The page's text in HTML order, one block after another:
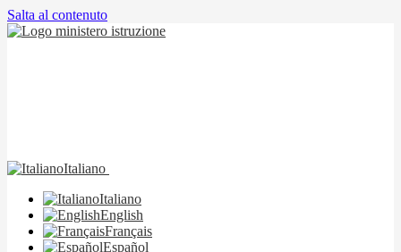
Salta al contenuto
Italiano
Italiano
English
Français
Español